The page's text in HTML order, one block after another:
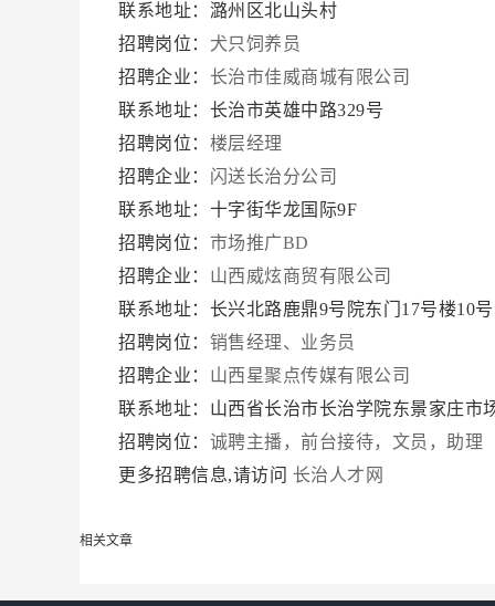
联系地址：潞州区北山头村
招聘岗位： 犬只饲养员
招聘企业： 长治市佳威商城有限公司
联系地址：长治市英雄中路329号
招聘岗位： 楼层经理
招聘企业： 闪送长治分公司
联系地址：十字街华龙国际9F
招聘岗位： 市场推广BD
招聘企业： 山西威炫商贸有限公司
联系地址：长兴北路鹿鼎9号院东门17号楼10
招聘岗位： 销售经理、业务员
招聘企业： 山西星聚点传媒有限公司
联系地址：山西省长治市长治学院东景家庄市
招聘岗位： 诚聘主播，前台接待，文员，助理
更多招聘信息,请访问 长治人才网
相关文章